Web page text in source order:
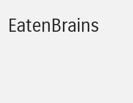
EatenBrains